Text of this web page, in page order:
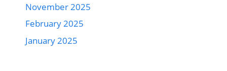
November 2025
February 2025
January 2025